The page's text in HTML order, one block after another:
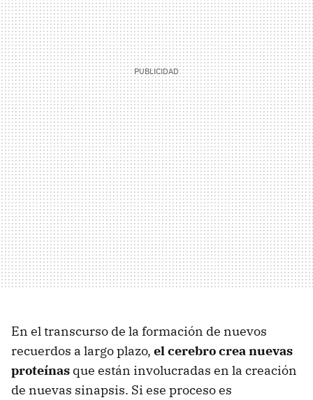
En el transcurso de la formación de nuevos
recuerdos a largo plazo, el cerebro crea nuevas
proteínas que están involucradas en la creación
de nuevas sinapsis. Si ese proceso es